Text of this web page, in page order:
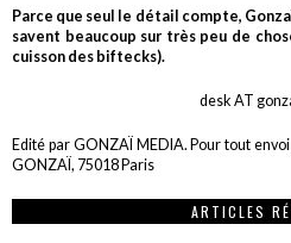
Parce que seul le détail compte,
savent beaucoup sur très peu de
cuisson des biftecks).
desk AT
Edité par GONZAÏ MEDIA. Pour tout
GONZAÏ, 75018 Paris
ARTICLES